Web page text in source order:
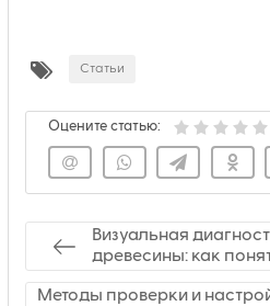
Статьи
Оцените статью:
Визуальная
древесины: как
Методы проверки и